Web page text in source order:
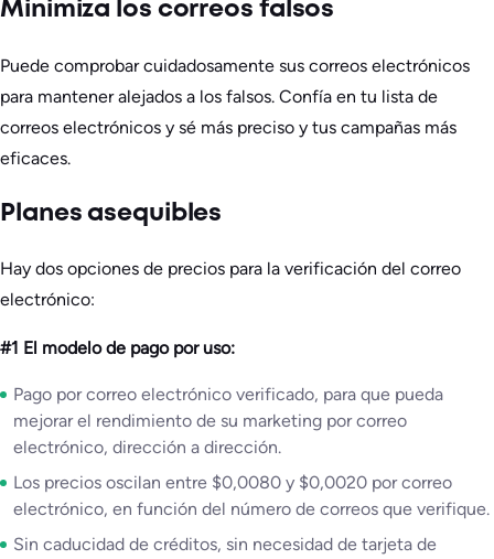
Minimiza los correos falsos
Puede comprobar cuidadosamente sus correos electrónicos
para mantener alejados a los falsos. Confía en tu lista de
correos electrónicos y sé más preciso y tus campañas más
eficaces.
Planes asequibles
Hay dos opciones de precios para la verificación del correo
electrónico:
#1 El modelo de pago por uso:
Pago por correo electrónico verificado, para que pueda
mejorar el rendimiento de su marketing por correo
electrónico, dirección a dirección.
Los precios oscilan entre $0,0080 y $0,0020 por correo
electrónico, en función del número de correos que verifique.
Sin caducidad de créditos, sin necesidad de tarjeta de